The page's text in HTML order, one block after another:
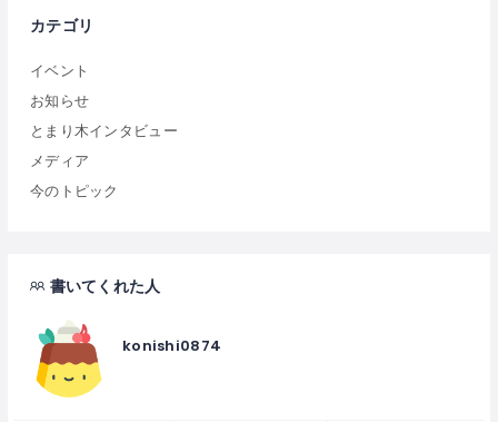
カテゴリ
イベント
お知らせ
とまり木インタビュー
メディア
今のトピック
書いてくれた人
konishi0874